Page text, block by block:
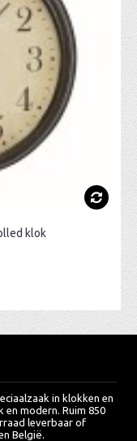
klok
in klokken en
en modern. Ruim 850
leverbaar of
België.